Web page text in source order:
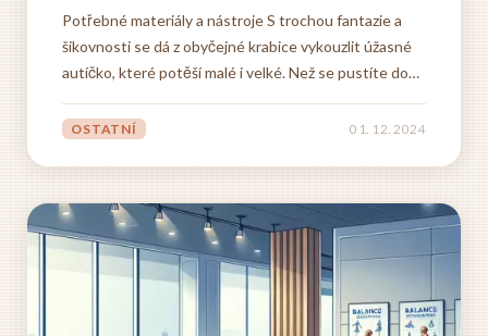
Potřebné materiály a nástroje S trochou fantazie a
šikovnosti se dá z obyčejné krabice vykouzlit úžasné
autíčko, které potěší malé i velké. Než se pustíte do
nástroje. Budete potřebovat pevnou kartonovou
OSTATNÍ 01. 12. 2024